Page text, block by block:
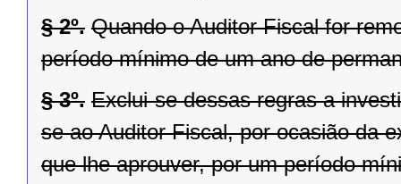
§ 2º. Quando o Auditor Fiscal for
período mínimo de um ano de
§ 3º. Exclui-se dessas regras a
se ao Auditor Fiscal, por ocasião da
que lhe aprouver, por um período